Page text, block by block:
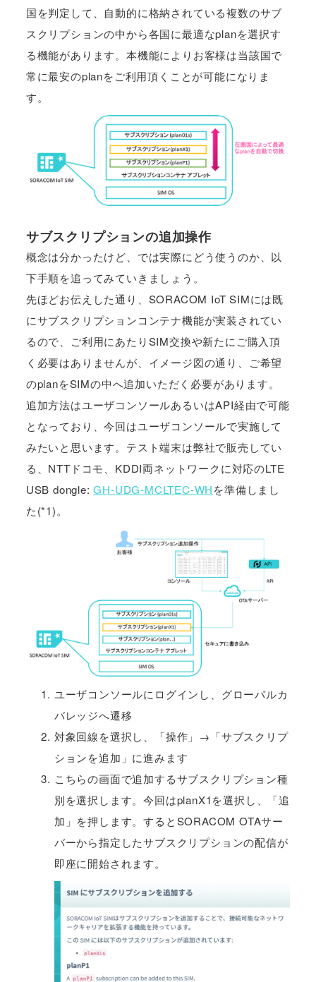
国を判定して、自動的に格納されている複数のサブ
スクリプションの中から各国に最適なplanを選択す
る機能があります。本機能によりお客様は当該国で
常に最安のplanをご利用頂くことが可能になりま
す。
サブスクリプションの追加操作
概念は分かったけど、では実際にどう使うのか、以
下手順を追ってみていきましょう。
先ほどお伝えした通り、SORACOM IoT SIMには既
にサブスクリプションコンテナ機能が実装されてい
るので、ご利用にあたりSIM交換や新たにご購入頂
く必要はありませんが、イメージ図の通り、ご希望
のplanをSIMの中へ追加いただく必要があります。
追加方法はユーザコンソールあるいはAPI経由で可能
となっており、今回はユーザコンソールで実施して
みたいと思います。テスト端末は弊社で販売してい
る、NTTドコモ、KDDI両ネットワークに対応のLTE
USB dongle:GH-UDG-MCLTEC-WHを準備しまし
た(*1)。
ユーザコンソールにログインし、グローバルカ
バレッジへ遷移
対象回線を選択し、「操作」→「サブスクリプ
ションを追加」に進みます
こちらの画面で追加するサブスクリプション種
別を選択します。今回はplanX1を選択し、「追
加」を押します。するとSORACOM OTAサー
バーから指定したサブスクリプションの配信が
即座に開始されます。